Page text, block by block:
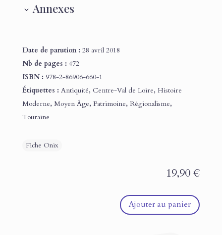
Annexes
Date de parution : 28 avril 2018
Nb de pages : 472
ISBN : 978-2-86906-660-1
Étiquettes : Antiquité, Centre-Val de Loire, Histoire
Moderne, Moyen Âge, Patrimoine, Régionalisme,
Touraine
19,90€
Ajouter au panier